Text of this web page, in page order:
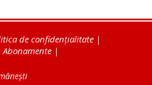
de confidențialitate |
Abonamente |